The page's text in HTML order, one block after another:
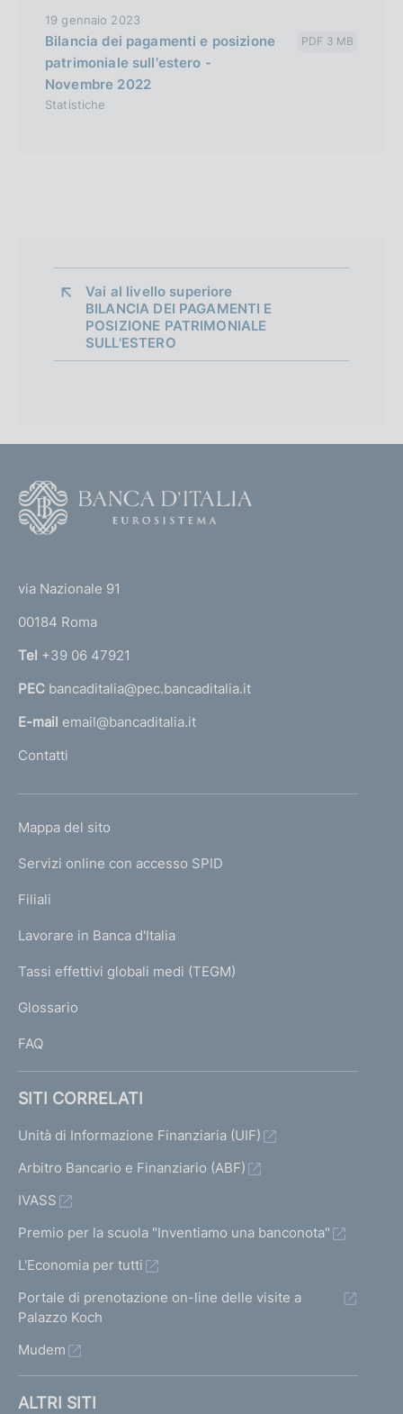
19 gennaio 2023
Bilancia dei pagamenti e posizione
patrimoniale sull'estero -
Novembre 2022
PDF 3 MB
Statistiche
Vai al livello superiore
BILANCIA DEI PAGAMENTI E
POSIZIONE PATRIMONIALE
SULL'ESTERO
r
n
a
l
m
e
a
g
via Nazionale 91
00184 Roma
Tel +39 06 47921
PEC bancaditalia@pec.bancaditalia.it
E-mail email@bancaditalia.it
Contatti
L
N
K
T
I
I
Mappa del sito
Servizi online con accesso SPID
Filiali
Lavorare in Banca d'Italia
Tassi effettivi globali medi (TEGM)
Glossario
FAQ
SITI CORRELATI
Unità di Informazione Finanziaria (UIF)
Arbitro Bancario e Finanziario (ABF)
IVASS
Premio per la scuola "Inventiamo una banconota"
L'Economia per tutti
Portale di prenotazione on-line delle visite a
Palazzo Koch
Mudem
ALTRI SITI